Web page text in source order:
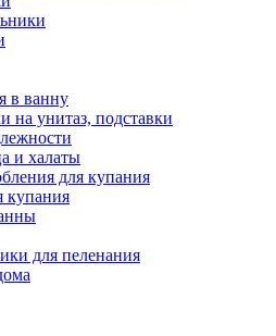
в ванну
на унитаз, подставки
и халаты
для купания
купания
для пеленания